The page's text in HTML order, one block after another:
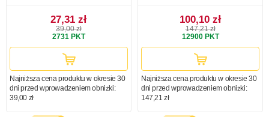
27,31 zł
39,00 zł
2731 PKT
Najniższa cena produktu w okresie 30
dni przed wprowadzeniem obniżki:
39,00 zł
100,10 zł
147,21 zł
12900PKT
Najniższa cena produktu w okresie 30
dni przed wprowadzeniem obniżki:
147,21 zł